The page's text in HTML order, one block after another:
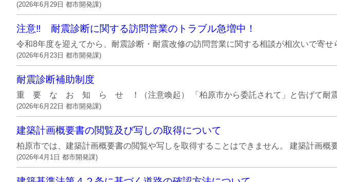
(2026年6月29日 都市開発課)
注意‼ 耐震診断に関する訪問営業のトラブル急増中！
令和8年度を迎えてから、耐震診断・耐震改修の訪問営業に関する相談が相次いで寄
(2026年6月23日 都市開発課)
耐震診断補助制度
重 要 な お 知 ら せ ！（注意喚起） 「柏原市から委託されて」と告げて耐震に
(2026年6月22日 都市開発課)
建築計画概要書の閲覧及び写しの取得について
柏原市では、建築計画概要書の閲覧や写しを取得することはできません。 建築計画
(2026年4月1日 都市開発課)